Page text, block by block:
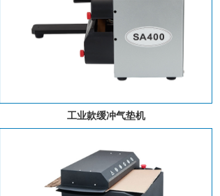
工业款缓冲气垫机